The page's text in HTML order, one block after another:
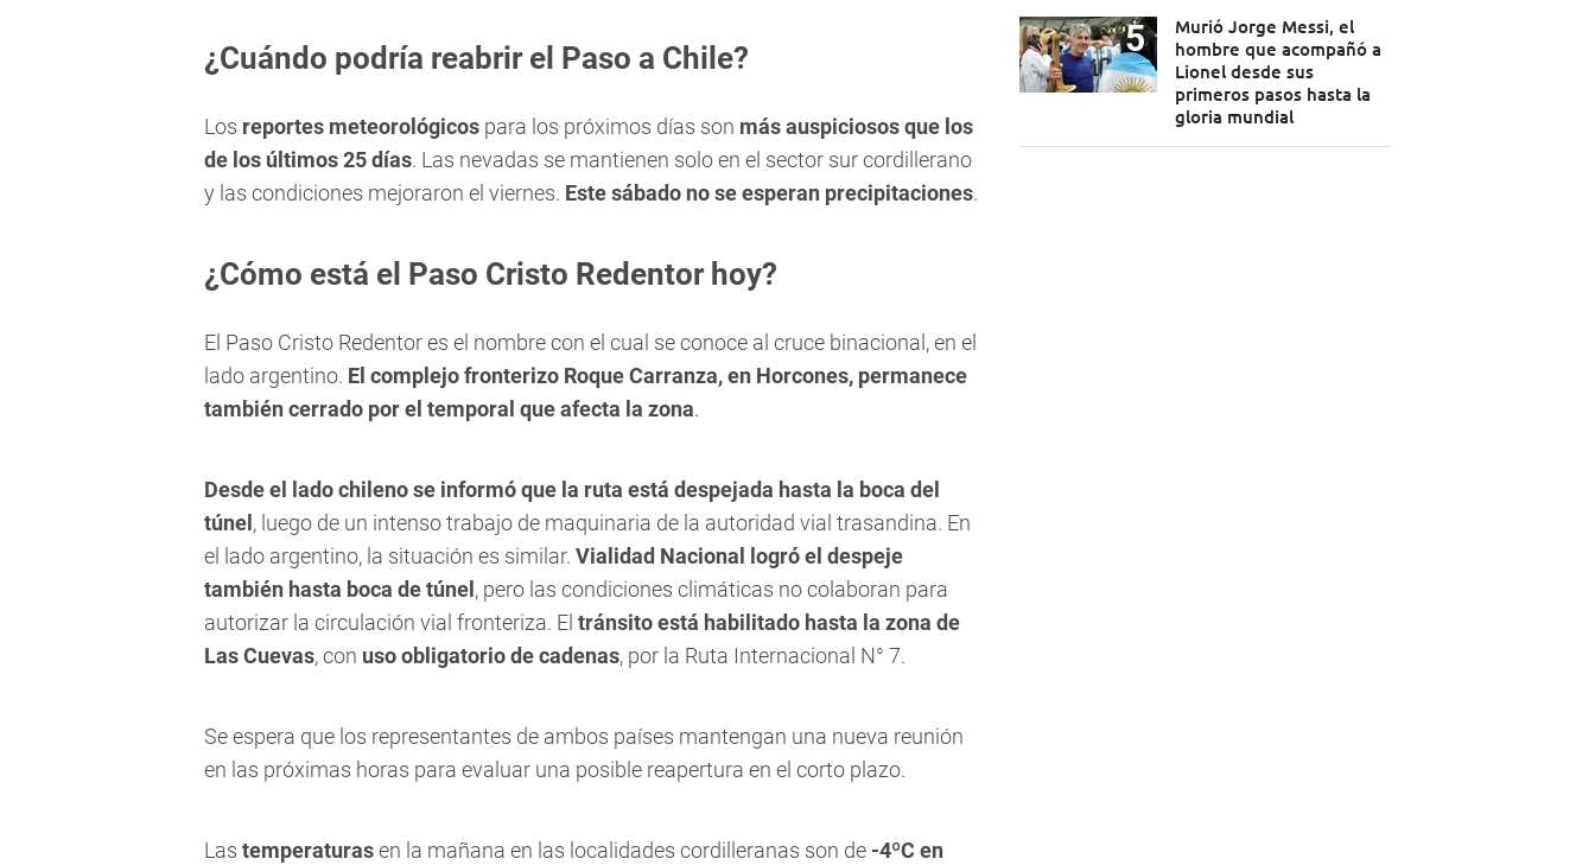
¿Cuándo podría reabrir el Paso a Chile?
Los reportes meteorológicos para los próximos días son más auspiciosos que los
de los últimos 25 días. Las nevadas se mantienen solo en el sector sur cordillerano
y las condiciones mejoraron el viernes. Este sábado no se esperan precipitaciones.
¿Cómo está el Paso Cristo Redentor hoy?
El Paso Cristo Redentor es el nombre con el cual se conoce al cruce binacional, en el
lado argentino. El complejo fronterizo Roque Carranza, en Horcones, permanece
también cerrado por el temporal que afecta la zona.
Desde el lado chileno se informó que la ruta está despejada hasta la boca del
túnel , luego de un intenso trabajo de maquinaria de la autoridad vial trasandina. En
el lado argentino, la situación es similar. Vialidad Nacional logró el despeje
también hasta boca de túnel , pero las condiciones climáticas no colaboran para
autorizar la circulación vial fronteriza. El tránsito está habilitado hasta la zona de
Las Cuevas, con uso obligatorio de cadenas, por la Ruta Internacional N° 7.
Se espera que los representantes de ambos países mantengan una nueva reunión
en las próximas horas para evaluar una posible reapertura en el corto plazo.
Las temperaturasen la mañana en las localidades cordilleranas son de -4ºC en
Murió Jorge Messi, el
hombre que acompañó a
Lionel desde sus
primeros pasos hasta la
gloria mundial